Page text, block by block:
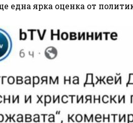
една ярка оценка от